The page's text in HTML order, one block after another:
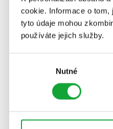
cookie. Informace o
tyto údaje mohou
používáte jejich služby.
Nutné